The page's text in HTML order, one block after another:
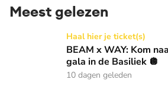
Meest gelezen
BEAM x WAY: Kom naar ons
Haal hier je ticket(s)
BEAM x WAY: Kom
gala in de Basiliek 🪩
10 dagen geleden